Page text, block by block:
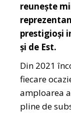
reunește
prestigioși
și de Est.
Din 2021
fiecare
amploarea
pline de